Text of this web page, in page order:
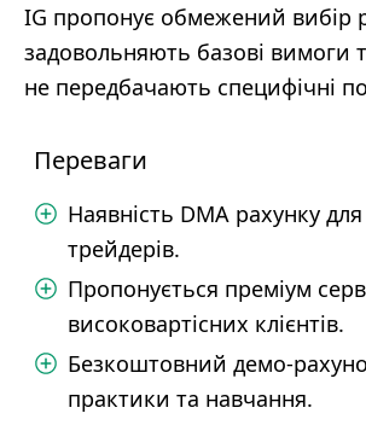
IG пропонує обмежений вибір
задовольняють базові вимоги
не передбачають специфічні
Переваги
Наявність DMA рахунку
трейдерів.
Пропонується преміум
високовартісних клієнтів.
Безкоштовний демо-
практики та навчання.